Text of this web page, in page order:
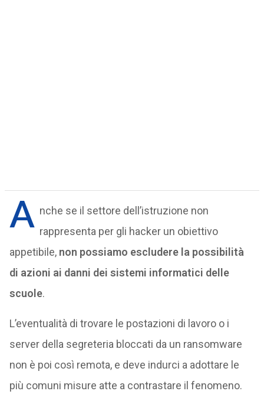
A nche se il settore dell’istruzione non
rappresenta per gli hacker un obiettivo
appetibile, non possiamo escludere la possibilità
di azioni ai danni dei sistemi informatici delle
scuole.
L’eventualità di trovare le postazioni di lavoro o i
server della segreteria bloccati da un ransomware
non è poi così remota, e deve indurci a adottare le
più comuni misure atte a contrastare il fenomeno.